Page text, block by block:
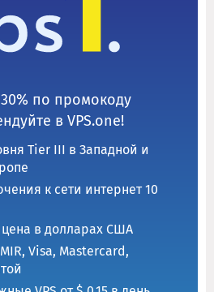
по промокоду
в VPS.one!
Tier III в Западной и
к сети интернет 10
в долларах США
Visa, Mastercard,